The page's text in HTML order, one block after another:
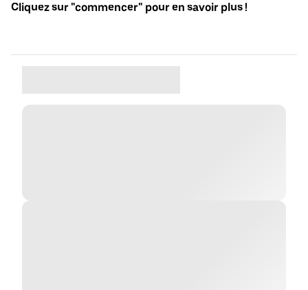
Cliquez sur "commencer" pour en savoir plus !